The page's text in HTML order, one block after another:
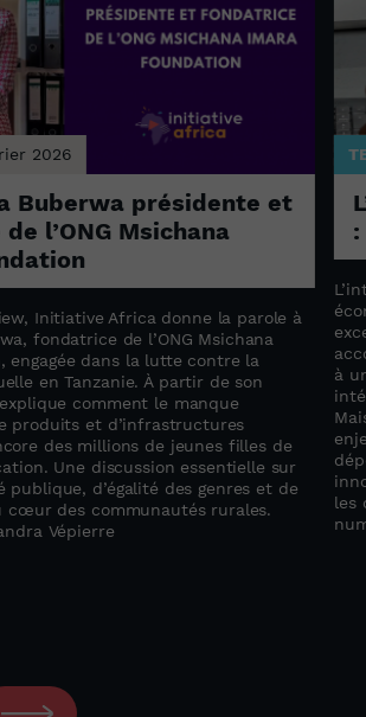
2026
Buberwa présidente et
l’ONG Msichana
Initiative Africa donne la parole à
fondatrice de l’ONG Msichana
engagée dans la lutte contre la
en Tanzanie. À partir de son
comment le manque
produits et d’infrastructures
des millions de jeunes filles de
Une discussion essentielle sur
publique, d’égalité des genres et de
cœur des communautés rurales.
Vépierre
à
les